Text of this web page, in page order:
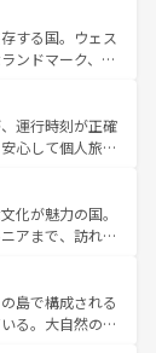
プロヴァンスの
方が可能だ。さ
り、どの街角に
る文化を体験で
はコンテンツ一覧
ことがない。ベ
プスの絶景、そ
は必見。ビール
の
しい。
する国。ウェス
ンドマーク、歴
なアフタヌーン
ブ、サッカー観
。イギリスを旅
運行時刻が正確
心して個人旅行
はのユニークな
歩きも満喫する
も高いが、旅行
なお、新
してほしい。
化が魅力の国。
アまで、訪れる
、エンターテイ
一方、アメリカ
オンやイエロー
島で構成される
る。大自然の神